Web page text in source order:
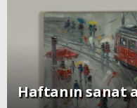
Haftanın sanat